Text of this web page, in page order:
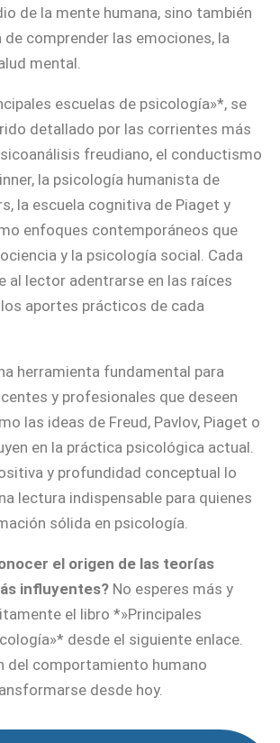
de la mente humana, sino también
de comprender las emociones, la
mental.
escuelas de psicología»*, se
detallado por las corrientes más
freudiano, el conductismo
la psicología humanista de
la escuela cognitiva de Piaget y
enfoques contemporáneos que
y la psicología social. Cada
al lector adentrarse en las raíces
aportes prácticos de cada
herramienta fundamental para
y profesionales que deseen
las ideas de Freud, Pavlov, Piaget o
en la práctica psicológica actual.
y profundidad conceptual lo
lectura indispensable para quienes
sólida en psicología.
el origen de las teorías
influyentes? No esperes más y
el libro *»Principales
desde el siguiente enlace.
del comportamiento humano
desde hoy.